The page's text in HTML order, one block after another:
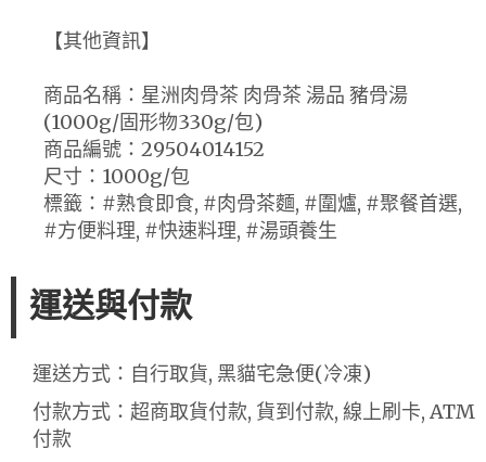
【其他資訊】
商品名稱：星洲肉骨茶 肉骨茶 湯品 豬骨湯
(1000g/固形物330g/包)
商品編號：29504014152
尺寸：1000g/包
標籤：#熟食即食, #肉骨茶麵, #圍爐, #聚餐首選,
#方便料理, #快速料理, #湯頭養生
運送與付款
運送方式：自行取貨, 黑貓宅急便(冷凍)
付款方式：超商取貨付款, 貨到付款, 線上刷卡, ATM
付款